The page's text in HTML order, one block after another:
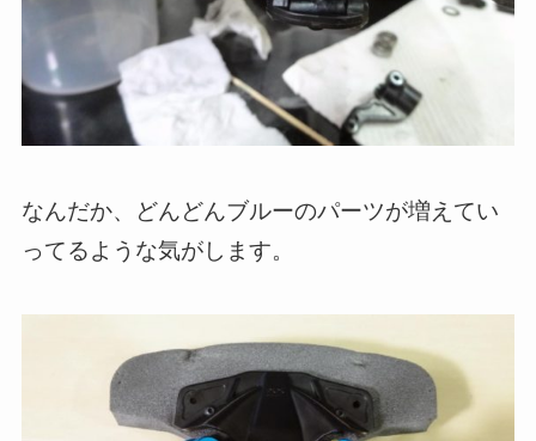
なんだか、どんどんブルーのパーツが増えてい
ってるような気がします。